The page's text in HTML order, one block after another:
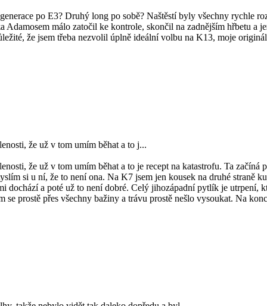
po E3? Druhý long po sobě? Naštěstí byly všechny rychle
málo zatočil ke kontrole, skončil na zadnějším hřbetu
že jsem třeba nezvolil úplně ideální volbu na K13, moje
že už v tom umím běhat a to j...
že už v tom umím běhat a to je recept na katastrofu. Ta
si u ní, že to není ona. Na K7 jsem jen kousek na druhé straně
dochází a poté už to není dobré. Celý jihozápadní pytlík je utrpení,
prostě přes všechny bažiny a trávu prostě nešlo vysoukat. Na